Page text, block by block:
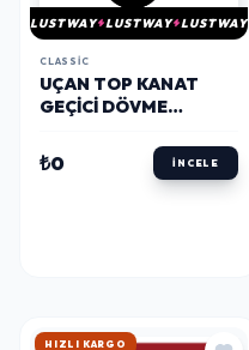
LUSTWAY LUSTWAY LUSTWAY
CLASSIC
UÇAN TOP KANAT
GEÇICI DÖVME
₺0 İNCELE
HIZLI KARGO